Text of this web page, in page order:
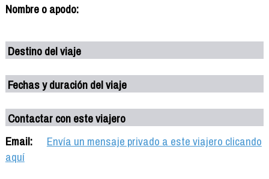
Nombre o apodo:
Destino del viaje
Fechas y duración del viaje
Contactar con este viajero
Email:
Envía un mensaje privado a este viajero clicando
aquí